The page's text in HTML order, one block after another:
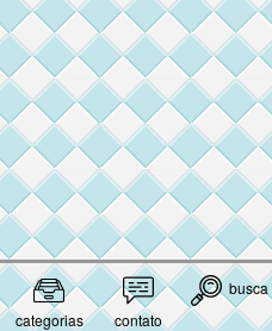
categorias contato
busca